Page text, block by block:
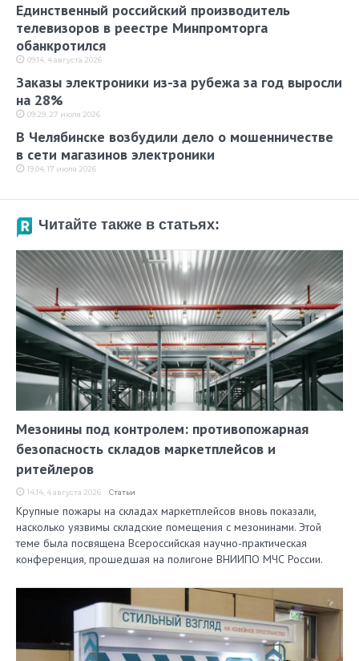
Единственный российский производитель
телевизоров в реестре Минпромторга
обанкротился
09:14, 4 августа 2026
Заказы электроники из-за рубежа за год выросли
на 28%
09:29, 27 июля 2026
В Челябинске возбудили дело о мошенничестве
в сети магазинов электроники
19:04, 17 июля 2026
Читайте также в статьях:
Мезонины под контролем: противопожарная
безопасность складов маркетплейсов и
ритейлеров
14:14, 4 августа 2026 Статьи
Крупные пожары на складах маркетплейсов вновь показали,
насколько уязвимы складские помещения с мезонинами. Этой
теме была посвящена Всероссийская научно-практическая
конференция, прошедшая на полигоне ВНИИПО МЧС России.